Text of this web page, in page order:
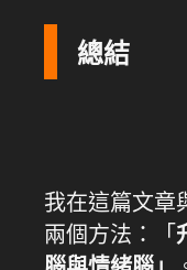
總結
我在這篇文章
兩個方法：「